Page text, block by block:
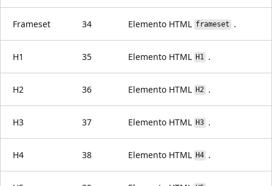
Frameset 34 Elemento HTML frameset .
H1 35 Elemento HTML H1.
H2 36 Elemento HTML H2.
H3 37 Elemento HTML H3.
H4 38 Elemento HTML H4.